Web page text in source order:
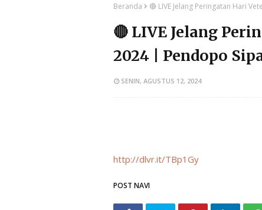
Beranda 🔴 LIVE Jelang Peringatan Hari
🔴 LIVE Jelang
2024 | Pendopo
SENIN, AGUSTUS 12, 2024
http://dlvr.it/TBp1Gy
POST NAVI